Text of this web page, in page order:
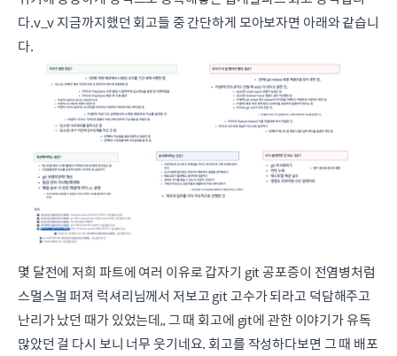
다.v_v 지금까지했던 회고들 중 간단하게 모아보자면 아래와 같습니
다.
몇 달전에 저희 파트에 여러 이유로 갑자기 git 공포증이 전염병처럼
스멀스멀 퍼져 럭셔리님께서 저보고 git 고수가 되라고 덕담해주고
난리가 났던 때가 있었는데,, 그 때 회고에 git에 관한 이야기가 유독
많았던 걸 다시 보니 너무 웃기네요. 회고를 작성하다보면 그 때 배포